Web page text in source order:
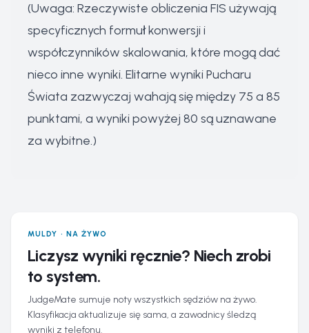
(Uwaga: Rzeczywiste obliczenia FIS używają
specyficznych formuł konwersji i
współczynników skalowania, które mogą dać
nieco inne wyniki. Elitarne wyniki Pucharu
Świata zazwyczaj wahają się między 75 a 85
punktami, a wyniki powyżej 80 są uznawane
za wybitne.)
MULDY · NA ŻYWO
Liczysz wyniki ręcznie? Niech zrobi
to system.
JudgeMate sumuje noty wszystkich sędziów na żywo.
Klasyfikacja aktualizuje się sama, a zawodnicy śledzą
wyniki z telefonu.